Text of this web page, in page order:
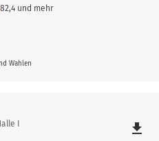
Wahlen
82,4 und mehr
I
file_download